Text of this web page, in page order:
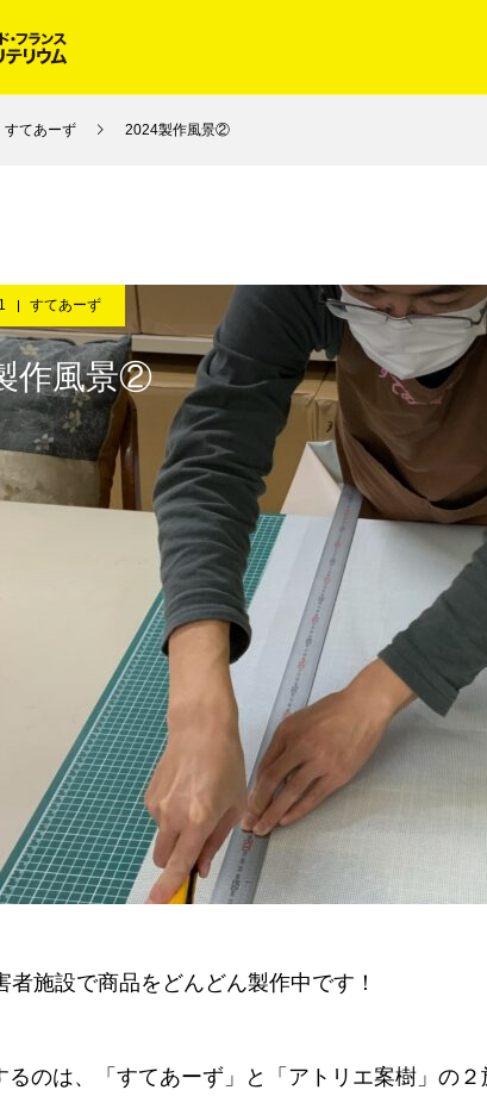
すてあーず 2024製作風景②
すてあーず
作風景②
者施設で商品をどんどん製作中です！
るのは、「すてあーず」と「アトリエ案樹」の２